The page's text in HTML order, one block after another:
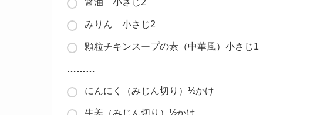
醤油 小さじ2
みりん 小さじ2
顆粒チキンスープの素（中華風）小さじ1
………
にんにく（みじん切り）½かけ